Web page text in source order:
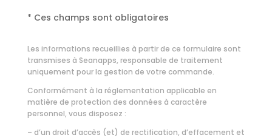
* Ces champs sont obligatoires
Les informations recueillies à partir de ce formulaire sont
transmises à Seanapps, responsable de traitement
uniquement pour la gestion de votre commande.
Conformément à la réglementation applicable en
matière de protection des données à caractère
personnel, vous disposez :
– d’un droit d’accès (et) de rectification, d’effacement et